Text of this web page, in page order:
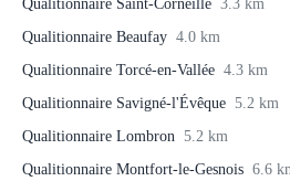
3.3 km
Qualitionnaire Beaufay 4.0 km
Qualitionnaire Torcé-en-Vallée 4.3 km
Qualitionnaire Savigné-l'Évêque 5.2 km
Qualitionnaire Lombron 5.2 km
Qualitionnaire Montfort-le-Gesnois 6.6